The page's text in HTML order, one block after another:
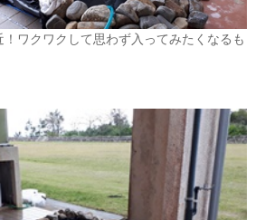
ワクワクして思わず入ってみたくなるも